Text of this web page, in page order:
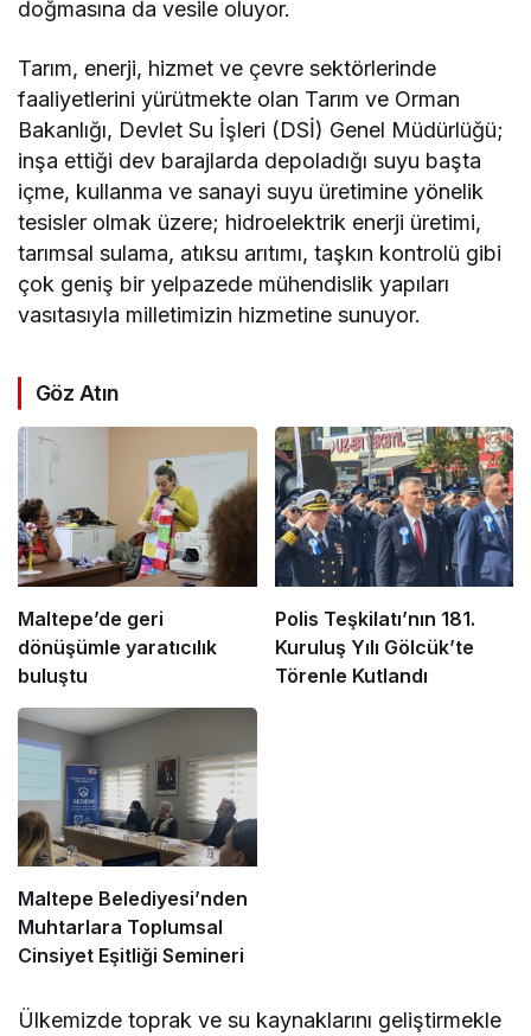
doğmasına da vesile oluyor.
Tarım, enerji, hizmet ve çevre sektörlerinde
faaliyetlerini yürütmekte olan Tarım ve Orman
Bakanlığı, Devlet Su İşleri (DSİ) Genel Müdürlüğü;
inşa ettiği dev barajlarda depoladığı suyu başta
içme, kullanma ve sanayi suyu üretimine yönelik
tesisler olmak üzere; hidroelektrik enerji üretimi,
tarımsal sulama, atıksu arıtımı, taşkın kontrolü gibi
çok geniş bir yelpazede mühendislik yapıları
vasıtasıyla milletimizin hizmetine sunuyor.
Göz Atın
Maltepe’de geri
dönüşümle yaratıcılık
buluştu
Polis Teşkilatı’nın 181.
Kuruluş Yılı Gölcük’te
Törenle Kutlandı
Maltepe Belediyesi’nden
Muhtarlara Toplumsal
Cinsiyet Eşitliği Semineri
Ülkemizde toprak ve su kaynaklarını geliştirmekle